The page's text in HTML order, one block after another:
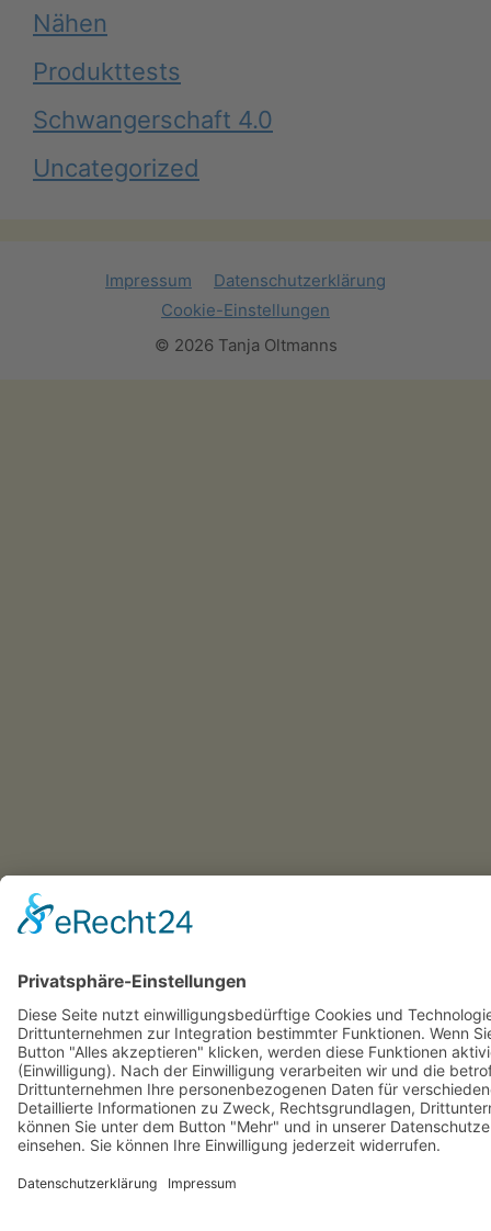
Nähen
Produkttests
Schwangerschaft 4.0
Uncategorized
Impressum
Datenschutzerklärung
Cookie-Einstellungen
© 2026 Tanja Oltmanns